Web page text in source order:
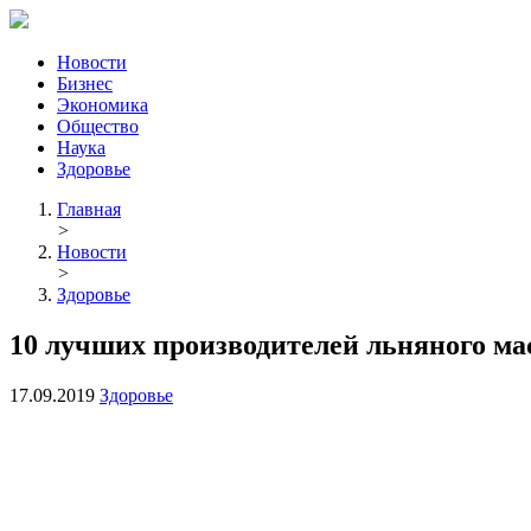
Новости
Бизнес
Экономика
Общество
Наука
Здоровье
Главная
>
Новости
>
Здоровье
10 лучших производителей льняного
17.09.2019 Здоровье